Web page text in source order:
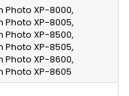
Photo XP-8000,
Photo XP-8005,
Photo XP-8500,
Photo XP-8505,
Photo XP-8600,
Photo XP-8605